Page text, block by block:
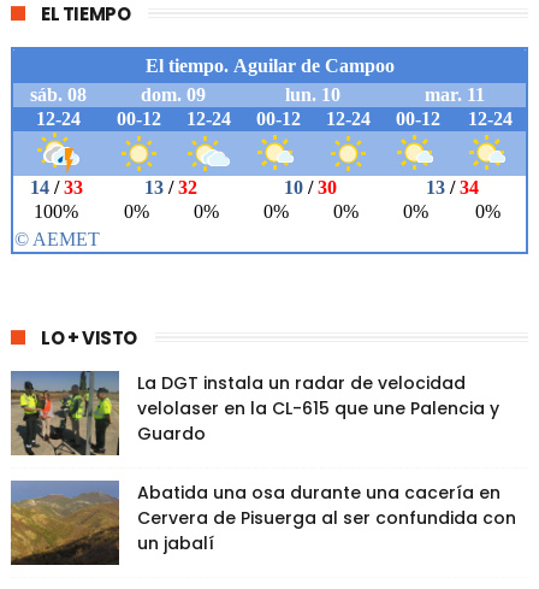
EL TIEMPO
LO + VISTO
La DGT instala un radar de velocidad
velolaser en la CL-615 que une Palencia y
Guardo
Abatida una osa durante una cacería en
Cervera de Pisuerga al ser confundida con
un jabalí